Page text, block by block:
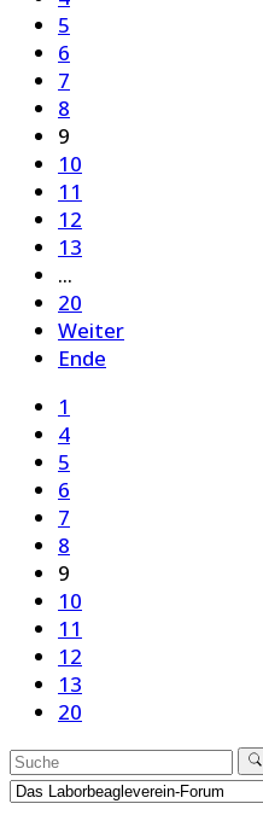
5
6
7
8
9
10
11
12
13
...
20
Weiter
Ende
1
4
5
6
7
8
9
10
11
12
13
20